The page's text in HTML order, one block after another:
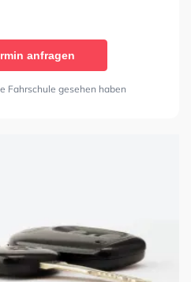
anfragen
Fahrschule gesehen haben